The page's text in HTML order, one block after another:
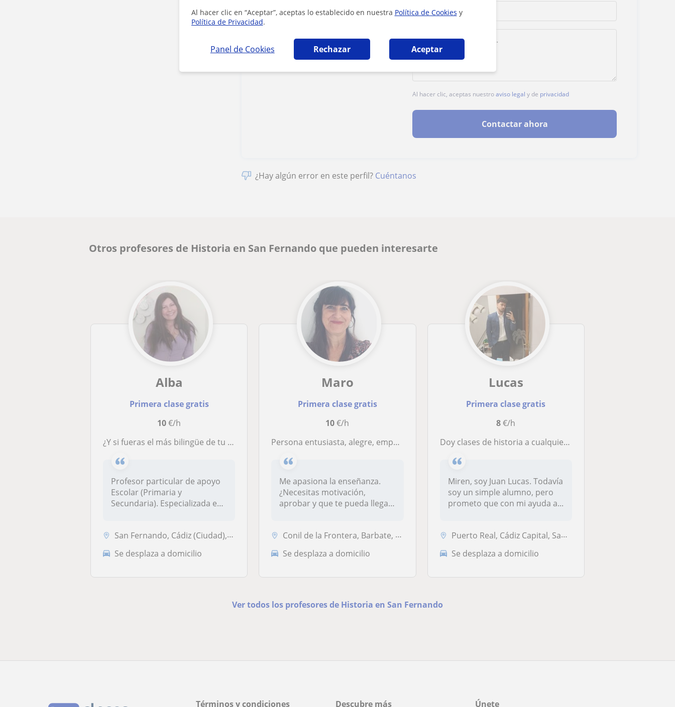
Al hacer clic en “Aceptar”, aceptas lo establecido en nuestra Política de Cookies y
Política de Privacidad.
Panel de Cookies Rechazar Aceptar
Al hacer clic, aceptas nuestroaviso legal y de privacidad
Contactar ahora
¿Hay algún error en este perfil? Cuéntanos
Otros profesores de Historia en San Fernando que pueden interesarte
Alba
Primera clase gratis
10€/h
¿Y si fueras el más bilingüe de tu grupo? Mis clases de inglés serán dinámicas, interactivas y muy participativas para que desarrollen tu creatividad y te desenvuelvas en el idioma extranjero. ¡Te espero!
Profesor particular de apoyo
Escolar (Primaria y
Secundaria). Especializada en
San Fernando, Cádiz (Ciudad), El Puerto de Santa María, Puerto Real
Se desplaza a domicilio
Maro
Primera clase gratis
10€/h
Persona entusiasta, alegre, empática. Estas clases van dirigidas a alumnado de la ESO, de bachillerato, personas adultas.que quieran cerrar sus ciclos.
Me apasiona la enseñanza.
¿Necesitas motivación,
aprobar y que te pueda llegar
Conil de la Frontera, Barbate, Chiclana de la Frontera, Vejer de la Fr...
Se desplaza a domicilio
Lucas
Primera clase gratis
8€/h
Doy clases de historia a cualquier alumno/alumna que desee aprender, las necesite para aprobar porque le cueste u otros motivos
Miren, soy Juan Lucas. Todavía
soy un simple alumno, pero
prometo que con mi ayuda a...
Puerto Real, Cádiz Capital, San Fernando
Se desplaza a domicilio
Ver todos los profesores de Historia en San Fernando
Términos y condiciones Descubre más Únete